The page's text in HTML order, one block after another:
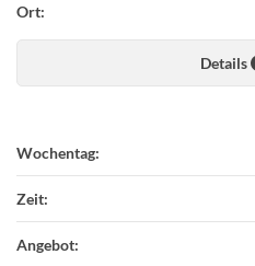
Ort:
Details
Wochentag:
Zeit:
Angebot: